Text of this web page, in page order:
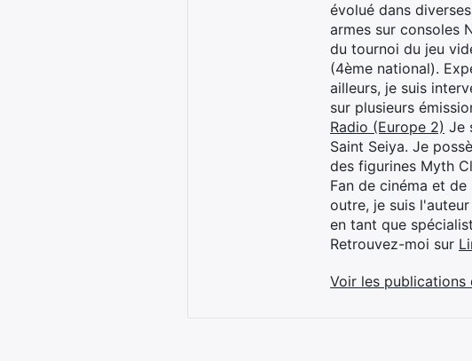
évolué dans
armes sur consoles
du tournoi du jeu
(4ème national).
ailleurs, je suis
sur plusieurs
Radio (Europe 2) Je
Saint Seiya. Je
des figurines Myth
Fan de cinéma et
outre, je suis
en tant que
Retrouvez-moi sur
Voir les publications